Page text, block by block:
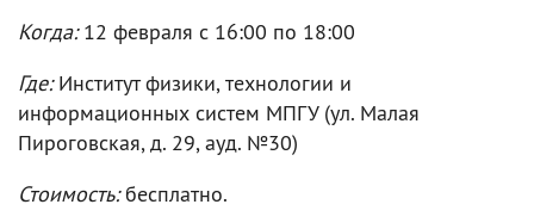
Когда:12 февраля с 16:00 по 18:00
Где:Институт физики, технологии и
информационных систем МПГУ (ул. Малая
Пироговская, д. 29, ауд. №30)
Стоимость:бесплатно.